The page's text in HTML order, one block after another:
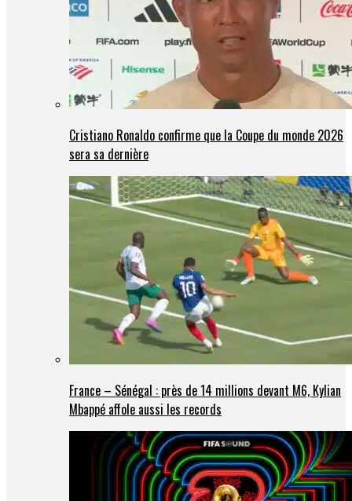
Cristiano Ronaldo confirme que la Coupe du monde 2026
sera sa dernière
France – Sénégal : près de 14 millions devant M6, Kylian
Mbappé affole aussi les records